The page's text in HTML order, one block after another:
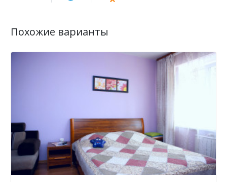
Похожие варианты